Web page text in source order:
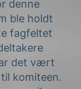
denne
ble holdt
fagfeltet
det vært
komiteen.